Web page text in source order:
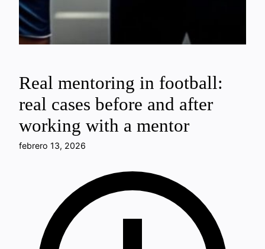
Real mentoring in football:
real cases before and after
working with a mentor
febrero 13, 2026